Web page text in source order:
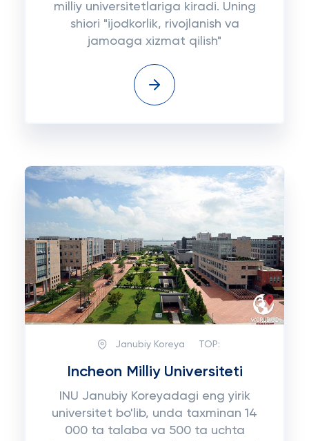
milliy universitetlariga kiradi. Uning
shiori "ijodkorlik, rivojlanish va
jamoaga xizmat qilish"
Janubiy Koreya TOP:
Incheon Milliy Universiteti
INU Janubiy Koreyadagi eng yirik
universitet bo'lib, unda taxminan 14
000 ta talaba va 500 ta uchta